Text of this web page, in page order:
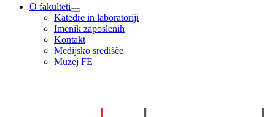
O fakulteti
Katedre in laboratoriji
Imenik zaposlenih
Kontakt
Medijsko središče
Muzej FE